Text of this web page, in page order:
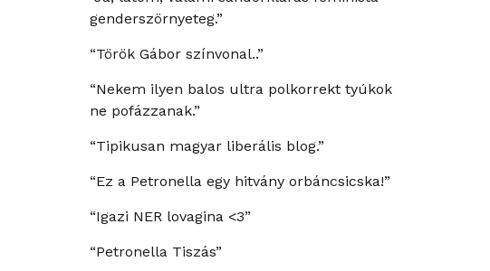
genderszörnyeteg.”
“Török Gábor színvonal..”
“Nekem ilyen balos ultra polkorrekt tyúkok
ne pofázzanak.”
“Tipikusan magyar liberális blog.”
“Ez a Petronella egy hitvány orbáncsicska!”
“Igazi NER lovagina <3”
“Petronella Tiszás”